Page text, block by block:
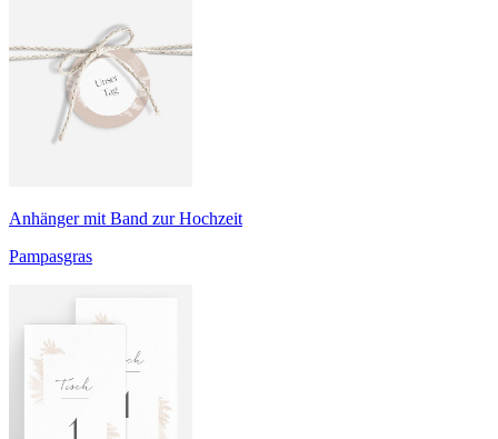
Anhänger mit Band zur Hochzeit
Pampasgras